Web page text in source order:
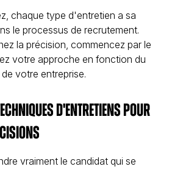
chaque type d'entretien a sa
le processus de recrutement.
la précision, commencez par le
votre approche en fonction du
votre entreprise.
d'entretiens pour
vraiment le candidat qui se